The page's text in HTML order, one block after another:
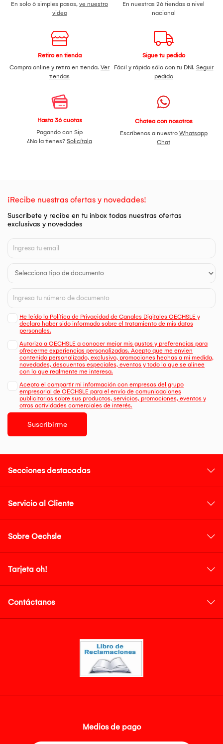
En solo 6 simples pasos, ve nuestro
video
En nuestras 26 tiendas a nivel
nacional
Retiro en tienda
Compra online y retira en tienda. Ver
tiendas
Sigue tu pedido
Fácil y rápido sólo con tu DNI. Seguir
pedido
Hasta 36 cuotas
Pagando con Sip
¿No la tienes? Solicítala
Chatea con nosotros
Escríbenos a nuestro Whatsapp
Chat
¡Recibe nuestras ofertas y novedades!
Suscríbete y recibe en tu inbox todas nuestras ofertas
exclusivas y novedades
He leído la Política de Privacidad de Canales Digitales OECHSLE y
declaro haber sido informado sobre el tratamiento de mis datos
personales.
Autorizo a OECHSLE a conocer mejor mis gustos y preferencias para
ofrecerme experiencias personalizadas. Acepto que me envien
contenido personalizado, exclusivo, promociones hechas a mi medida,
novedades, descuentos especiales, eventos y todo lo que se alinee
con lo que realmente me interesa.
Acepto el compartir mi información con empresas del grupo
empresarial de OECHSLE para el envío de comunicaciones
publicitarias sobre sus productos, servicios, promociones, eventos y
otras actividades comerciales de interés.
Suscribirme
Secciones destacadas
Servicio al Cliente
Sobre Oechsle
Tarjeta oh!
Contáctanos
Medios de pago